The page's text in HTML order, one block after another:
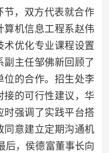
，双方代表就合作
机信息工程系赵伟
优化专业课程设置
主任邹佛新回顾了
的合作。招生处李
的可行性建议，华
强调了实践平台搭
同意建立定期沟通机
后，侯德富董事长向